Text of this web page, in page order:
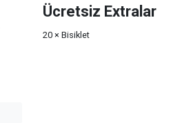
Ücretsiz Extralar
20 × Bisiklet